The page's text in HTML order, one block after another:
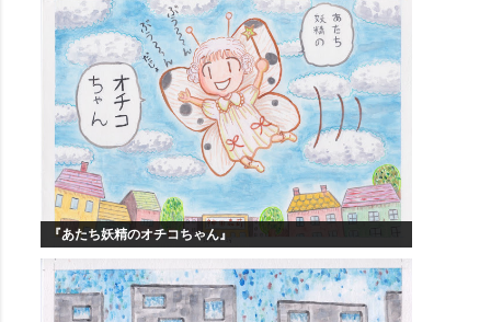
『あたち妖精のオチコちゃん』